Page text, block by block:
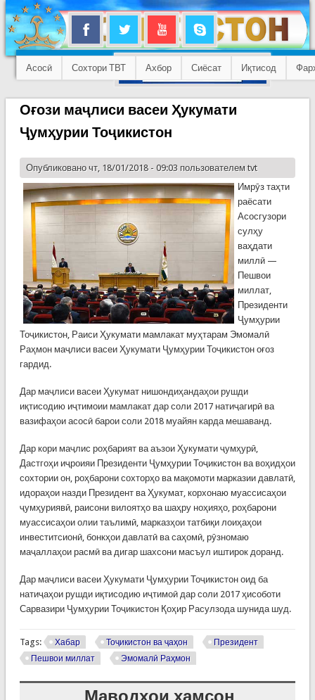
Асосӣ Сохтори ТВТ Ахбор Сиёсат Иқтисод
Оғози маҷлиси васеи Ҳукумати
Ҷумҳурии Тоҷикистон
Опубликовано чт, 18/01/2018 - 09:03 пользователем tvt
Имрӯз таҳти
раёсати
Асосгузори
сулҳу
ваҳдати
миллӣ —
Пешвои
миллат,
Президенти
Ҷумҳурии
Тоҷикистон, Раиси Ҳукумати мамлакат муҳтарам Эмомалӣ
Раҳмон маҷлиси васеи Ҳукумати Ҷумҳурии Тоҷикистон оғоз
гардид.
Дар маҷлиси васеи Ҳукумат нишондиҳандаҳои рушди
иқтисодию иҷтимоии мамлакат дар соли 2017 натиҷагирӣ ва
вазифаҳои асосӣ барои соли 2018 муайян карда мешаванд.
Дар кори маҷлис роҳбарият ва аъзои Ҳукумати ҷумҳурӣ,
Дастгоҳи иҷроияи Президенти Ҷумҳурии Тоҷикистон ва воҳидҳои
сохтории он, роҳбарони сохторҳо ва мақомоти марказии давлатӣ,
идораҳои назди Президент ва Ҳукумат, корхонаю муассисаҳои
ҷумҳуриявӣ, раисони вилоятҳо ва шаҳру ноҳияҳо, роҳбарони
муассисаҳои олии таълимӣ, марказҳои татбиқи лоиҳаҳои
инвеститсионӣ, бонкҳои давлатӣ ва саҳомӣ, рӯзномаю
маҷаллаҳои расмӣ ва дигар шахсони масъул иштирок доранд.
Дар маҷлиси васеи Ҳукумати Ҷумҳурии Тоҷикистон оид ба
натиҷаҳои рушди иқтисодию иҷтимоӣ дар соли 2017 ҳисоботи
Сарвазири Ҷумҳурии Тоҷикистон Қоҳир Расулзода шунида шуд.
Tags: Хабар Тоҷикистон ва ҷаҳон
Президент
Пешвои миллат
Эмомалӣ Раҳмон